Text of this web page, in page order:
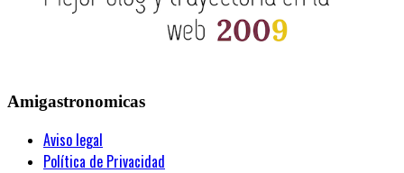
Amigastronomicas
Aviso legal
Política de Privacidad